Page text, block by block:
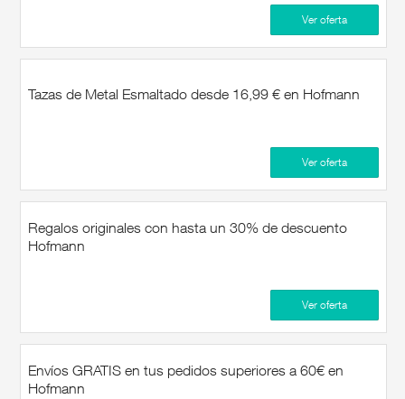
Ver oferta
Tazas de Metal Esmaltado desde 16,99 € en Hofmann
Ver oferta
Regalos originales con hasta un 30% de descuento
Hofmann
Ver oferta
Envíos GRATIS en tus pedidos superiores a 60€ en
Hofmann